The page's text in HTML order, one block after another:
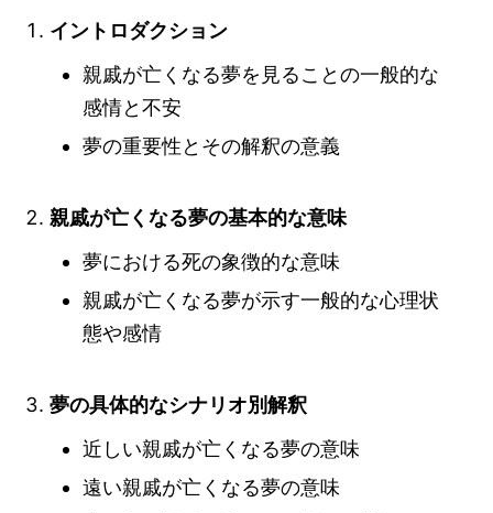
イントロダクション
親戚が亡くなる夢を見ることの一般的な
感情と不安
夢の重要性とその解釈の意義
親戚が亡くなる夢の基本的な意味
夢における死の象徴的な意味
親戚が亡くなる夢が示す一般的な心理状
態や感情
夢の具体的なシナリオ別解釈
近しい親戚が亡くなる夢の意味
遠い親戚が亡くなる夢の意味